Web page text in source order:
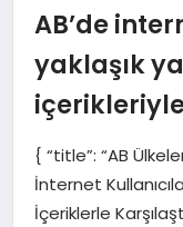
EĞITIM
SAĞLIK
DÜNYA
AB’de
yaklaşık
{ “title”: “AB
İnternet
İçeriklerle